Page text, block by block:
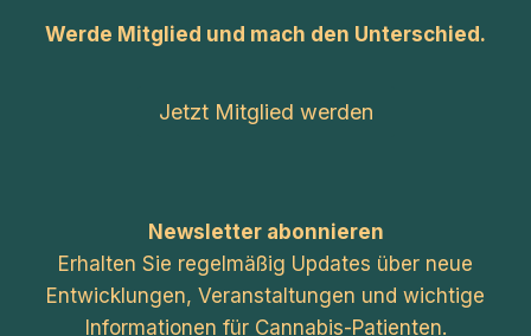
Werde Mitglied und mach den Unterschied.
Jetzt Mitglied werden
Newsletter abonnieren
Erhalten Sie regelmäßig Updates über neue
Entwicklungen, Veranstaltungen und wichtige
Informationen für Cannabis-Patienten.